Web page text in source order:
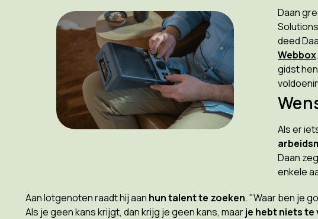
Daan
deed
Webbox
gidst
Als er
Daan
enkele
Aan lotgenoten raadt hij aan hun talent te zoeken. "Waar ben je
Als je geen kans krijgt, dan krijg je geen kans, maarje hebt niets te